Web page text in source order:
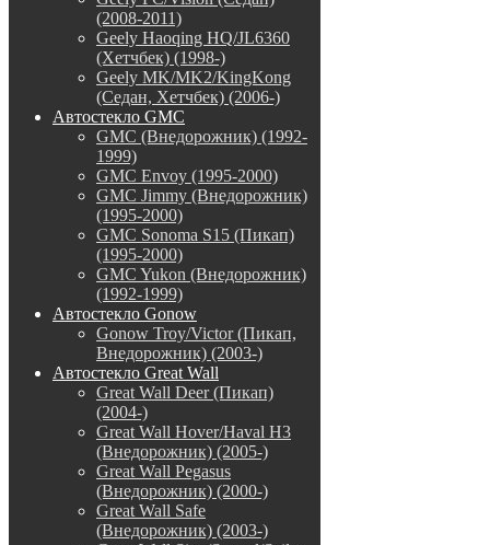
(2008-2011)
Geely Haoqing HQ/JL6360
(Хетчбек) (1998-)
Geely MK/MK2/KingKong
(Седан, Хетчбек) (2006-)
Автостекло GMC
GMC (Внедорожник) (1992-
1999)
GMC Envoy (1995-2000)
GMC Jimmy (Внедорожник)
(1995-2000)
GMC Sonoma S15 (Пикап)
(1995-2000)
GMC Yukon (Внедорожник)
(1992-1999)
Автостекло Gonow
Gonow Troy/Victor (Пикап,
Внедорожник) (2003-)
Автостекло Great Wall
Great Wall Deer (Пикап)
(2004-)
Great Wall Hover/Haval H3
(Внедорожник) (2005-)
Great Wall Pegasus
(Внедорожник) (2000-)
Great Wall Safe
(Внедорожник) (2003-)